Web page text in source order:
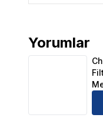
Yorumlar
Chihiros Filter